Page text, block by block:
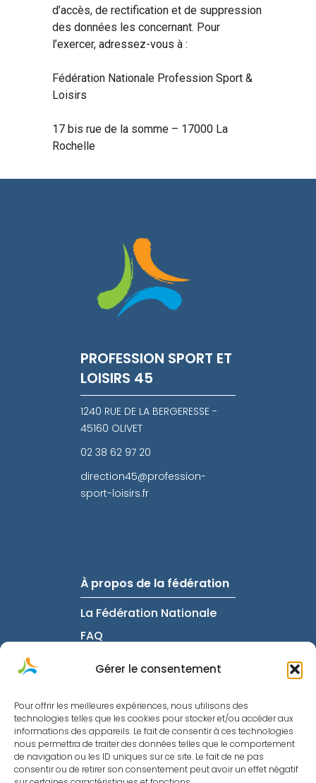
Gérer le consentement
Pour offrir les meilleures expériences, nous utilisons des
technologies telles que les cookies pour stocker et/ou accéder aux
informations des appareils. Le fait de consentir à ces technologies
nous permettra de traiter des données telles que le comportement
de navigation ou les ID uniques sur ce site. Le fait de ne pas
consentir ou de retirer son consentement peut avoir un effet négatif
d’accès, de rectification et de suppression
des données les concernant. Pour
l’exercer, adressez-vous à :
Fédération Nationale Profession Sport &
Loisirs
17 bis rue de la somme – 17000 La
Rochelle
PROFESSION SPORT ET
LOISIRS 45
1240 RUE DE LA BERGERESSE -
45160 OLIVET
02 38 62 97 20
direction45@profession-
sport-loisirs.fr
À propos de la fédération
La Fédération Nationale
FAQ
Informations utiles
Mentions Légales
Politique de confidentialité